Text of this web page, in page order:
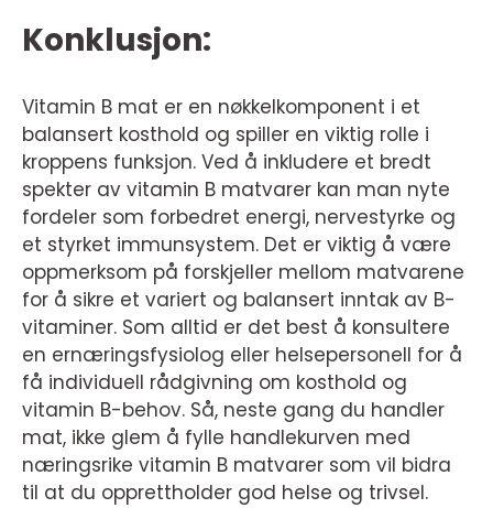
Konklusjon:
Vitamin B mat er en nøkkelkomponent i et
balansert kosthold og spiller en viktig rolle i
kroppens funksjon. Ved å inkludere et bredt
spekter av vitamin B matvarer kan man nyte
fordeler som forbedret energi, nervestyrke og
et styrket immunsystem. Det er viktig å være
oppmerksom på forskjeller mellom matvarene
for å sikre et variert og balansert inntak av B-
vitaminer. Som alltid er det best å konsultere
en ernæringsfysiolog eller helsepersonell for å
få individuell rådgivning om kosthold og
vitamin B-behov. Så, neste gang du handler
mat, ikke glem å fylle handlekurven med
næringsrike vitamin B matvarer som vil bidra
til at du opprettholder god helse og trivsel.